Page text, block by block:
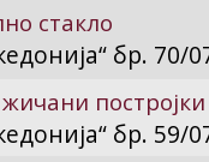
стакло
бр. 70/
бр. 59/